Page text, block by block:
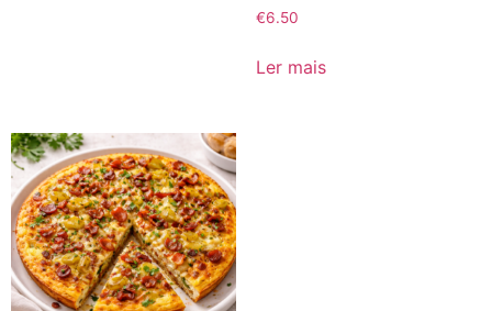
€6.50
Ler mais